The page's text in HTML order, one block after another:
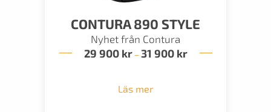
CONTURA 890 STYLE
Nyhet från Contura
29 900 kr – 31 900 krPrisintervall:
Läs mer